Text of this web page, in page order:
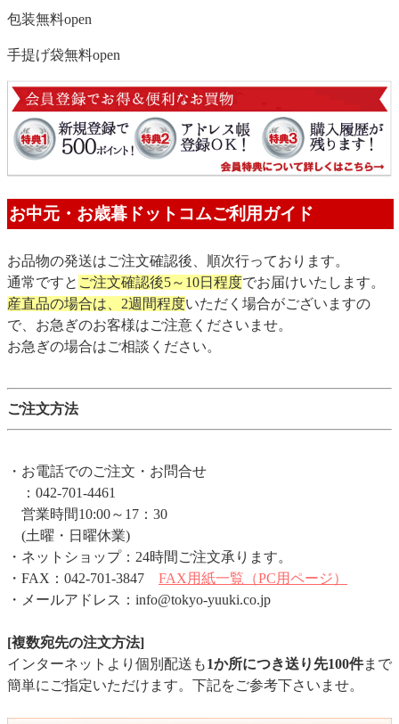
包装無料open
手提げ袋無料open
お中元・お歳暮ドットコムご利用ガイド
お品物の発送はご注文確認後、順次行っております。
通常ですと ご注文確認後5～10日程度でお届けいたします。
産直品の場合は、2週間程度いただく場合がございますの
で、お急ぎのお客様はご注意くださいませ。
お急ぎの場合はご相談ください。
ご注文方法
・お電話でのご注文・お問合せ
：042-701-4461
営業時間10:00～17：30
(土曜・日曜休業)
・ネットショップ：24時間ご注文承ります。
・FAX：042-701-3847 FAX用紙一覧（PC用ページ）
・メールアドレス：info@tokyo-yuuki.co.jp
[複数宛先の注文方法]
インターネットより個別配送も1か所につき送り先100件まで
簡単にご指定いただけます。下記をご参考下さいませ。